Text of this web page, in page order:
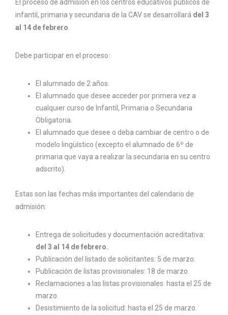
El proceso de admisión en los centros educativos públicos de
infantil, primaria y secundaria de la CAV se desarrollará del 3
al 14 de febrero
Debe participar en el proceso:
El alumnado de 2 años.
El alumnado que desee acceder por primera vez a
cualquier curso de Infantil, Primaria o Secundaria
Obligatoria.
El alumnado que desee o deba cambiar de centro o de
modelo lingüístico (excepto el alumnado de 6º de
primaria que vaya a realizar la secundaria en su centro
adscrito).
Estas son las fechas más importantes del calendario de
admisión:
Entrega de solicitudes y documentación acreditativa:
del 3 al 14 de febrero.
Publicación del listado de solicitantes: 5 de marzo.
Publicación de listas provisionales: 18 de marzo.
Reclamaciones a las listas provisionales: hasta el 25 de
marzo.
Desistimiento de la solicitud: hasta el 25 de marzo.